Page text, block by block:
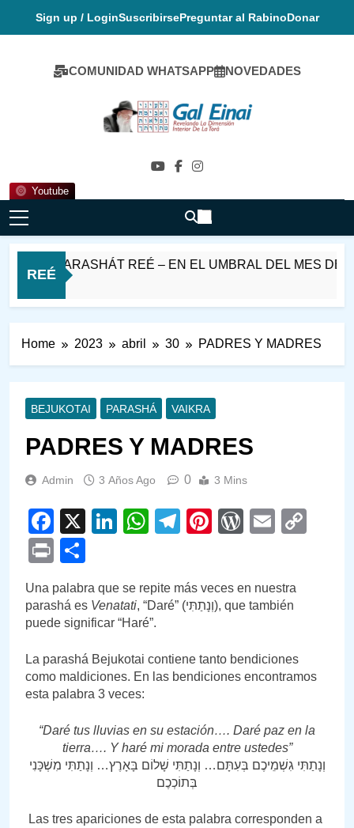
Sign up / LoginSuscribirsePreguntar al RabinoDonar
COMUNIDAD WHATSAPP NOVEDADES
Youtube
Gal Einai En
REÉ
PARASHÁT REÉ – EN EL UMBRAL DEL MES DE
Home 2023 abril 30 PADRES Y MADRES
BEJUKOTAI PARASHÁ VAIKRA
PADRES Y MADRES
Admin 3 Años Ago 0 3 Mins
Facebook
X LinkedIn
WhatsApp
Telegram
PinterestEmail
Print
Una palabra que se repite más veces en nuestra
parashá es Venatati, “Daré” (וְנָתַתִּי), que también
puede significar “Haré”.
La parashá Bejukotai contiene tanto bendiciones
como maldiciones. En las bendiciones encontramos
esta palabra 3 veces:
“Daré tus lluvias en su estación…. Daré paz en la
tierra…. Y haré mi morada entre ustedes”
וְנָתַתִּי גִשְׁמֵיכֶם בְּעִתָּם… וְנָתַתִּי שָׁלוֹם בָּאָרֶץ… וְנָתַתִּי מִשְׁכָּנִי
בְּתוֹכְכֶם
Las tres apariciones de esta palabra corresponden a